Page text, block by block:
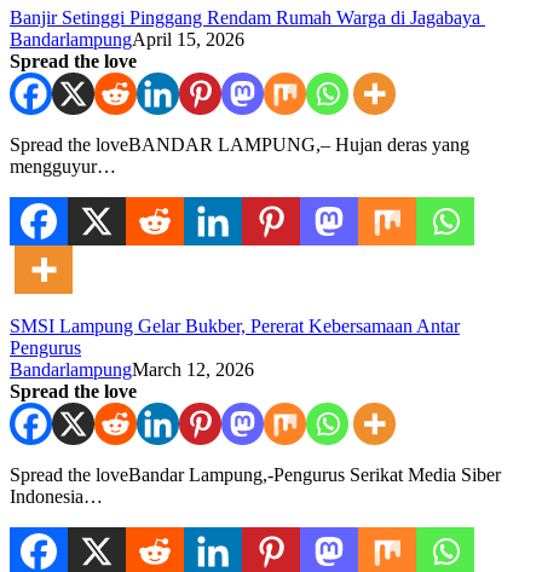
Banjir Setinggi Pinggang Rendam Rumah Warga di Jagabaya
BandarlampungApril 15, 2026
Spread the love
Spread the loveBANDAR LAMPUNG,– Hujan deras yang
mengguyur…
SMSI Lampung Gelar Bukber, Pererat Kebersamaan Antar
Pengurus
BandarlampungMarch 12, 2026
Spread the love
Spread the loveBandar Lampung,-Pengurus Serikat Media Siber
Indonesia…